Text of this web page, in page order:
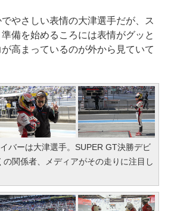
やさしい表情の大津選手だが、ス
備を始めるころには表情がグッと
高まっているのが外から見ていて
バーは大津選手。SUPER GT決勝デビ
の関係者、メディアがその走りに注目し